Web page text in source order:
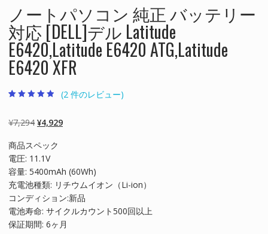
ノートパソコン 純正 バッテリー
対応 [DELL]デル Latitude
E6420,Latitude E6420 ATG,Latitude
E6420 XFR
段階評価のう
ち、4.50 点
(2 件のレビュー)
¥7,294 元
価
格
は
¥7,294
で
し
た。
¥4,929現
格
は
¥4,929
で
す。
商品スペック
電圧: 11.1V
容量: 5400mAh (60Wh)
充電池種類: リチウムイオン（Li-ion）
コンディション:新品
電池寿命: サイクルカウント500回以上
保証期間: 6ヶ月